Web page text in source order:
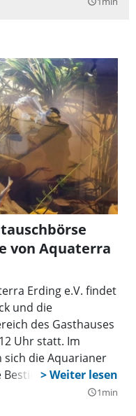
die Aquarianer
Anmeldung der
Aquaterra wird
stellen.
zugelassen.
Aquarianer bei
für die
Huber, Tel.
online.de.
von Aquaterra
Erding e.V. findet
und die
des Gasthauses
Uhr statt. Im
sich die Aquarianer
Bestimmungen der
bedeutet unterquery_builder1min